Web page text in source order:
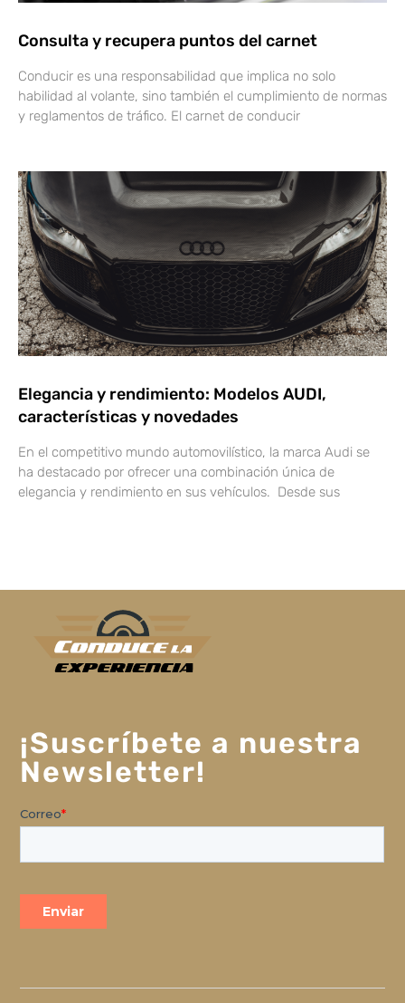
Consulta y recupera puntos del carnet
Conducir es una responsabilidad que implica no solo
habilidad al volante, sino también el cumplimiento de normas
y reglamentos de tráfico. El carnet de conducir
Elegancia y rendimiento: Modelos AUDI,
características y novedades
En el competitivo mundo automovilístico, la marca Audi se
ha destacado por ofrecer una combinación única de
elegancia y rendimiento en sus vehículos. Desde sus
¡Suscríbete a nuestra
Newsletter!